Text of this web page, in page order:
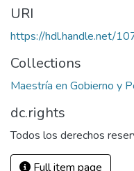
URI
https://hdl.handle.net/
Collections
Maestría en Gobierno y
dc.rights
Todos los derechos
Full item page